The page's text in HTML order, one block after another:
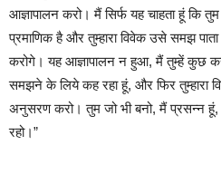
आज्ञापालन करो। मैं सिर्फ यह चाहता हूं कि
प्रमाणिक है और तुम्हारा विवेक उसे समझ
करोगे। यह आज्ञापालन न हुआ, मैं तुम्हें कुछ
समझने के लिये कह रहा हूं, और फिर तुम्हारा
अनुसरण करो। तुम जो भी बनो, मैं प्रसन्न
रहो।”